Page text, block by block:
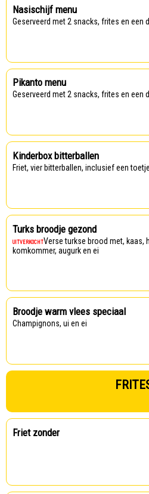
Nasischijf menu
Geserveerd met 2 snacks, frites en een
Pikanto menu
Geserveerd met 2 snacks, frites en een
Kinderbox bitterballen
Friet, vier bitterballen, inclusief een
Turks broodje gezond
UITVERKOCHTVerse turkse brood met, kaas,
komkommer, augurk en ei
Broodje warm vlees speciaal
Champignons, ui en ei
Friet zonder